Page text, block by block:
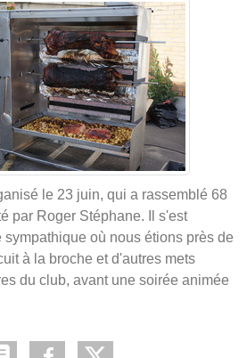
le 23 juin, qui a rassemblé 68
par Roger Stéphane. Il s'est
où nous étions près de
à la broche et d'autres mets
du club, avant une soirée animée